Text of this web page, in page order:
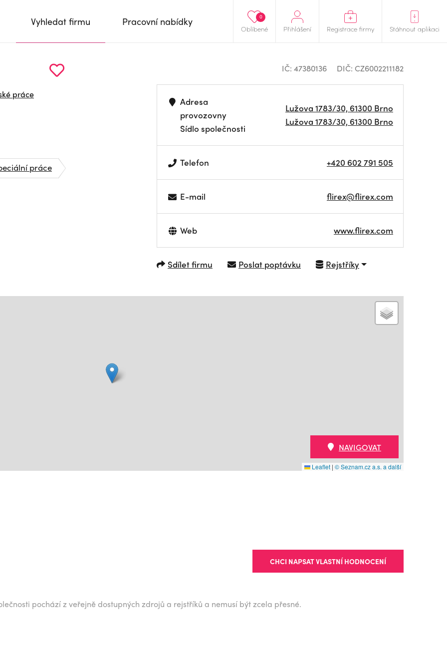
Oblíbené
0
Přihlášení Registrace firmy Stáhnout aplikaci
Vyhledat firmu Pracovní nabídky
práce
práce
IČ: 47380136 DIČ: CZ6002211182
Adresa
provozovny
Sídlo společnosti
Lužova 1783/30, 61300 Brno
Lužova 1783/30, 61300 Brno
Telefon +420 602 791 505
E-mail flirex@flirex.com
Web www.flirex.com
Sdílet firmu Poslat poptávku Rejstříky
Leaflet | © Seznam.cz a.s. a další
NAVIGOVAT
CHCI NAPSAT VLASTNÍ HODNOCENÍ
pochází z veřejně dostupných zdrojů a rejstříků a nemusí být zcela přesné.